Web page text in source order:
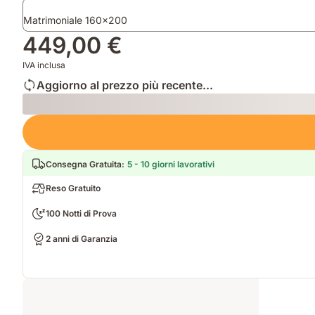
strato
con
innovativa
tecnologia
Airgrid
aggiuntivi
Matrimoniale 160x200
449,00 €
IVA inclusa
Aggiorno al prezzo più recente...
Loading
Consegna Gratuita: 5 - 10 giorni lavorativi
Reso Gratuito
100 Notti di Prova
2 anni di Garanzia